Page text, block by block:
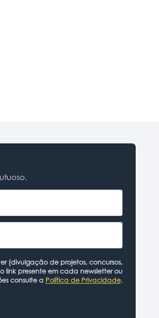
(divulgação de projetos, concursos,
link presente em cada newsletter ou
consulte a Política de Privacidade.